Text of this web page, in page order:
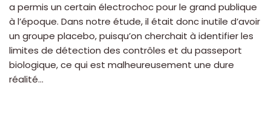
a permis un certain électrochoc pour le grand publique
à l’époque. Dans notre étude, il était donc inutile d’avoir
un groupe placebo, puisqu’on cherchait à identifier les
limites de détection des contrôles et du passeport
biologique, ce qui est malheureusement une dure
réalité…